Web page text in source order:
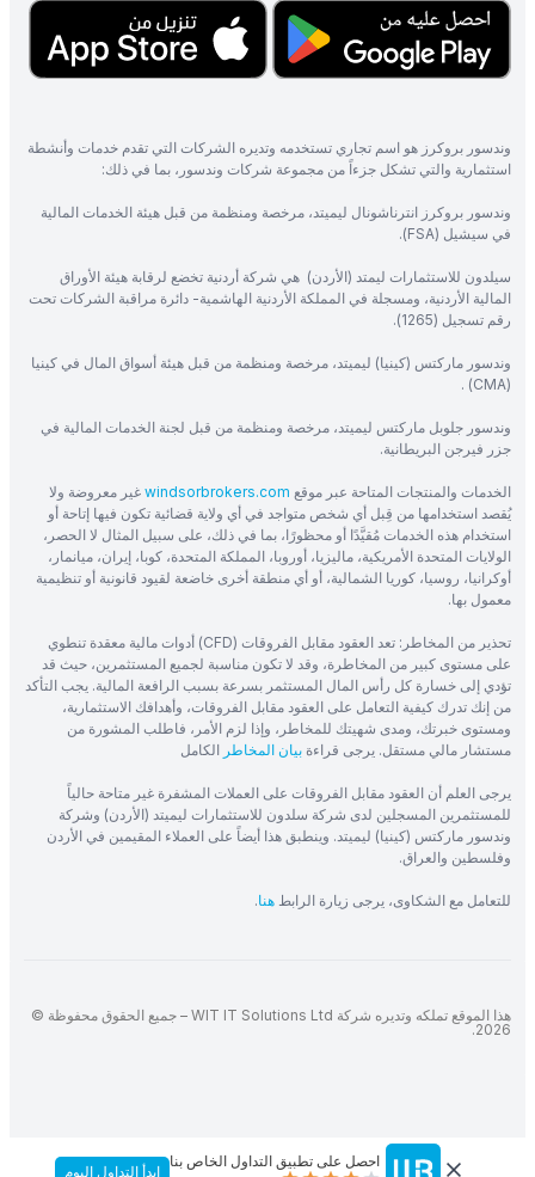
احصل على تطبيق التداول الخاص بنا
ابدأ التداول اليوم
وندسور بروكرز هو اسم تجاري تستخدمه وتديره الشركات التي تقدم خدمات وأنشطة
استثمارية والتي تشكل جزءاً من مجموعة شركات وندسور، بما في ذلك:
وندسور بروكرز انترناشونال ليميتد، مرخصة ومنظمة من قبل هيئة الخدمات المالية
في سيشيل (FSA).
سيلدون للاستثمارات ليمتد (الأردن) هي شركة أردنية تخضع لرقابة هيئة الأوراق
المالية الأردنية، ومسجلة في المملكة الأردنية الهاشمية- دائرة مراقبة الشركات تحت
رقم تسجيل (1265).
وندسور ماركتس (كينيا) ليميتد، مرخصة ومنظمة من قبل هيئة أسواق المال في كينيا
(CMA) .
وندسور جلوبل ماركتس ليميتد، مرخصة ومنظمة من قبل لجنة الخدمات المالية في
جزر فيرجن البريطانية.
الخدمات والمنتجات المتاحة عبر موقع windsorbrokers.com غير معروضة ولا
يُقصد استخدامها من قِبل أي شخص متواجد في أي ولاية قضائية تكون فيها إتاحة أو
استخدام هذه الخدمات مُقيَّدًا أو محظورًا، بما في ذلك، على سبيل المثال لا الحصر،
الولايات المتحدة الأمريكية، ماليزيا، أوروبا، المملكة المتحدة، كوبا، إيران، ميانمار،
أوكرانيا، روسيا، كوريا الشمالية، أو أي منطقة أخرى خاضعة لقيود قانونية أو تنظيمية
معمول بها.
تحذير من المخاطر: تعد العقود مقابل الفروقات (CFD) أدوات مالية معقدة تنطوي
على مستوى كبير من المخاطرة، وقد لا تكون مناسبة لجميع المستثمرين، حيث قد
تؤدي إلى خسارة كل رأس المال المستثمر بسرعة بسبب الرافعة المالية. يجب التأكد
من إنك تدرك كيفية التعامل على العقود مقابل الفروقات، وأهدافك الاستثمارية،
ومستوى خبرتك، ومدى شهيتك للمخاطر، وإذا لزم الأمر، فاطلب المشورة من
مستشار مالي مستقل. يرجى قراءة بيان المخاطر الكامل
يرجى العلم أن العقود مقابل الفروقات على العملات المشفرة غير متاحة حالياً
للمستثمرين المسجلين لدى شركة سلدون للاستثمارات ليميتد (الأردن) وشركة
وندسور ماركتس (كينيا) ليميتد. وينطبق هذا أيضاً على العملاء المقيمين في الأردن
وفلسطين والعراق.
للتعامل مع الشكاوى، يرجى زيارة الرابط هنا.
هذا الموقع تملكه وتديره شركة WIT IT Solutions Ltd – جميع الحقوق محفوظة ©
2026.